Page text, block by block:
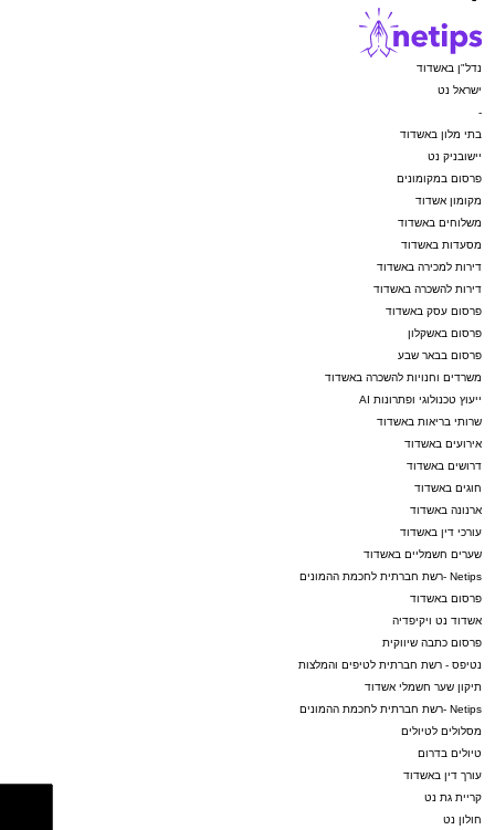
נדל"ן באשדוד
ישראל נט
-
בתי מלון באשדוד
יישובניק נט
פרסום במקומונים
מקומון אשדוד
משלוחים באשדוד
מסעדות באשדוד
דירות למכירה באשדוד
דירות להשכרה באשדוד
פרסום עסק באשדוד
פרסום באשקלון
פרסום בבאר שבע
משרדים וחנויות להשכרה באשדוד
ייעוץ טכנולוגי ופתרונות AI
שרותי בריאות באשדוד
אירועים באשדוד
דרושים באשדוד
חוגים באשדוד
ארנונה באשדוד
עורכי דין באשדוד
שערים חשמליים באשדוד
Netips -רשת חברתית לחכמת ההמונים
פרסום באשדוד
אשדוד נט ויקיפדיה
פרסום כתבה שיווקית
נטיפס - רשת חברתית לטיפים והמלצות
תיקון שער חשמלי אשדוד
Netips -רשת חברתית לחכמת ההמונים
מסלולים לטיולים
טיולים בדרום
עורך דין באשדוד
קריית גת נט
חולון נט